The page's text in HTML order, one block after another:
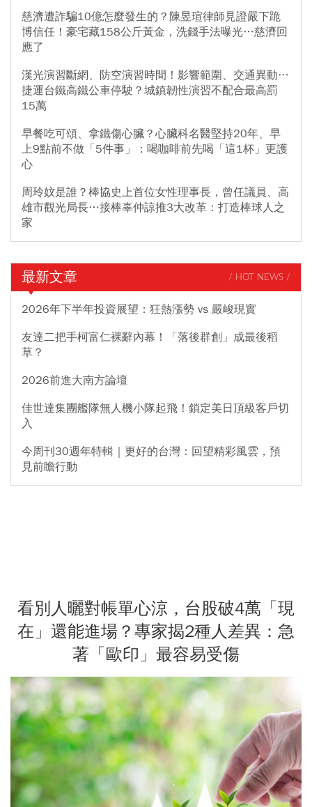
慈濟遭詐騙10億怎麼發生的？陳昱瑄律師見證嚴下跪
博信任！豪宅藏158公斤黃金，洗錢手法曝光…慈濟回
應了
漢光演習斷網、防空演習時間！影響範圍、交通異動…
捷運台鐵高鐵公車停駛？城鎮韌性演習不配合最高罰
15萬
早餐吃可頌、拿鐵傷心臟？心臟科名醫堅持20年、早
上9點前不做「5件事」：喝咖啡前先喝「這1杯」更護
心
周玲妏是誰？棒協史上首位女性理事長，曾任議員、高
雄市觀光局長…接棒辜仲諒推3大改革：打造棒球人之
家
最新文章 / HOT NEWS /
2026年下半年投資展望：狂熱漲勢 vs 嚴峻現實
友達二把手柯富仁裸辭內幕！「落後群創」成最後稻
草？
2026前進大南方論壇
佳世達集團艦隊無人機小隊起飛！鎖定美日頂級客戶切
入
今周刊30週年特輯｜更好的台灣：回望精彩風雲，預
見前瞻行動
看別人曬對帳單心涼，台股破4萬「現
在」還能進場？專家揭2種人差異：急
著「歐印」最容易受傷